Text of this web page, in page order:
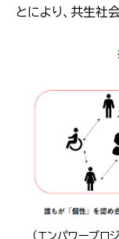
とにより、共生社
（エンパワープロ